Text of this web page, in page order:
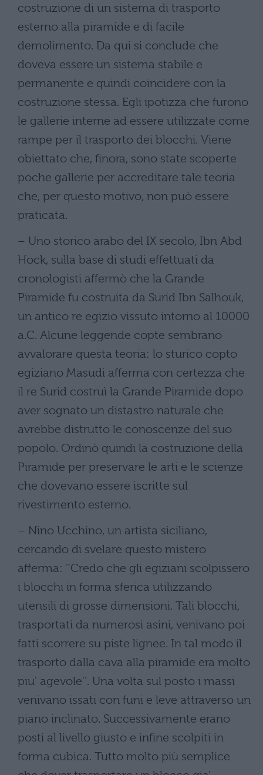
costruzione di un sistema di trasporto
esterno alla piramide e di facile
demolimento. Da qui si conclude che
doveva essere un sistema stabile e
permanente e quindi coincidere con la
costruzione stessa. Egli ipotizza che furono
le gallerie interne ad essere utilizzate come
rampe per il trasporto dei blocchi. Viene
obiettato che, finora, sono state scoperte
poche gallerie per accreditare tale teoria
che, per questo motivo, non può essere
praticata.
– Uno storico arabo del IX secolo, Ibn Abd
Hock, sulla base di studi effettuati da
cronologisti affermò che la Grande
Piramide fu costruita da Surid Ibn Salhouk,
un antico re egizio vissuto intorno al 10000
a.C. Alcune leggende copte sembrano
avvalorare questa teoria: lo sturico copto
egiziano Masudi afferma con certezza che
il re Surid costruì la Grande Piramide dopo
aver sognato un distastro naturale che
avrebbe distrutto le conoscenze del suo
popolo. Ordinò quindi la costruzione della
Piramide per preservare le arti e le scienze
che dovevano essere iscritte sul
rivestimento esterno.
– Nino Ucchino, un artista siciliano,
cercando di svelare questo mistero
afferma: ''Credo che gli egiziani scolpissero
i blocchi in forma sferica utilizzando
utensili di grosse dimensioni. Tali blocchi,
trasportati da numerosi asini, venivano poi
fatti scorrere su piste lignee. In tal modo il
trasporto dalla cava alla piramide era molto
piu' agevole''. Una volta sul posto i massi
venivano issati con funi e leve attraverso un
piano inclinato. Successivamente erano
posti al livello giusto e infine scolpiti in
forma cubica. Tutto molto più semplice